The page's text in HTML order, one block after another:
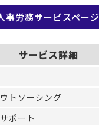
事労務サービスページ
サービス詳細
トソーシング
ポート